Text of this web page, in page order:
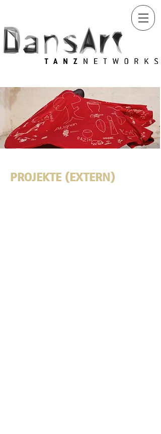
PROJEKTE (EXTERN)